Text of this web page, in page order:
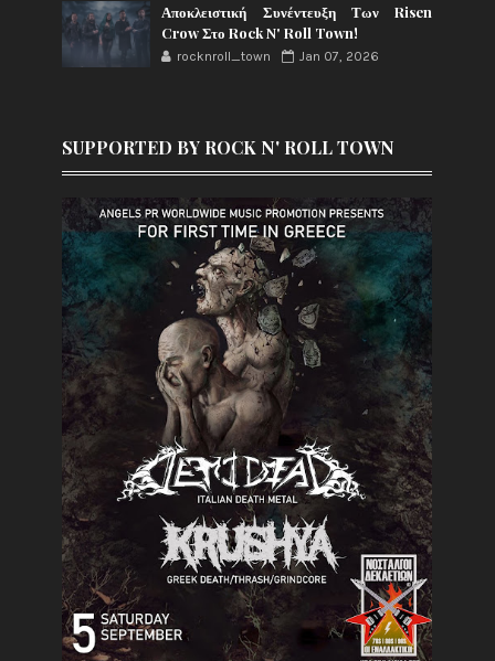
Αποκλειστική Συνέντευξη Των Risen
Crow Στο Rock N' Roll Town!
rocknroll_town Jan 07, 2026
SUPPORTED BY ROCK N' ROLL TOWN